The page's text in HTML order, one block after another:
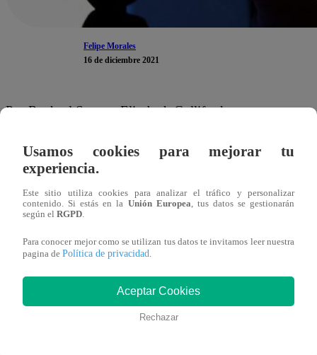
Felipe Morales
16 de diciembre 2021
Por Raphael Satter y Elizabeth Culliford
WASHINGTON, 15 dic (Reuters) – El propietario de
docena de empresas privadas de vigilancia por piratería
documento publicado el jueves de haber atacado
plataformas.
La lucha de la compañía contra las empresas de
espionaje digital, en particular la empresa israelí de
lista negra a principios de este mes a raíz de
Usamos cookies para mejorar tu
experiencia.
Este sitio utiliza cookies para analizar el tráfico y personalizar
contenido. Si estás en la Unión Europea , tus datos se gestionarán
según el RGPD
Para conocer mejor como se utilizan tus datos te invitamos leer nuestra
pagina de Política de privacidad
Aceptar Cookies
Rechazar